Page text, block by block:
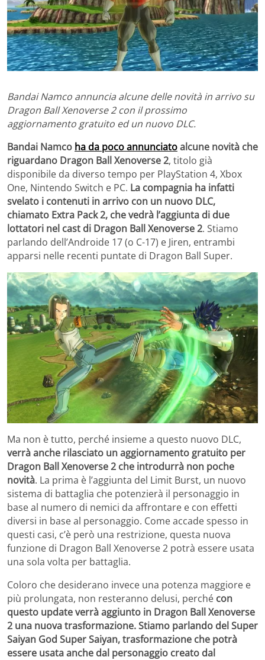
Bandai Namco annuncia alcune delle novità in arrivo su
Dragon Ball Xenoverse 2 con il prossimo
aggiornamento gratuito ed un nuovo DLC.
Bandai Namco ha da poco annunciatoalcune novità che
riguardano Dragon Ball Xenoverse 2, titolo già
disponibile da diverso tempo per PlayStation 4, Xbox
One, Nintendo Switch e PC. La compagnia ha infatti
svelato i contenuti in arrivo con un nuovo DLC,
chiamato Extra Pack 2, che vedrà l’aggiunta di due
lottatori nel cast di Dragon Ball Xenoverse 2. Stiamo
parlando dell’Androide 17 (o C-17) e Jiren, entrambi
apparsi nelle recenti puntate di Dragon Ball Super.
Ma non è tutto, perché insieme a questo nuovo DLC,
verrà anche rilasciato un aggiornamento gratuito per
Dragon Ball Xenoverse 2 che introdurrà non poche
novità. La prima è l’aggiunta del Limit Burst, un nuovo
sistema di battaglia che potenzierà il personaggio in
base al numero di nemici da affrontare e con effetti
diversi in base al personaggio. Come accade spesso in
questi casi, c’è però una restrizione, questa nuova
funzione di Dragon Ball Xenoverse 2 potrà essere usata
una sola volta per battaglia.
Coloro che desiderano invece una potenza maggiore e
più prolungata, non resteranno delusi, perché con
questo update verrà aggiunto in Dragon Ball Xenoverse
2 una nuova trasformazione. Stiamo parlando del Super
Saiyan God Super Saiyan, trasformazione che potrà
essere usata anche dal personaggio creato dal